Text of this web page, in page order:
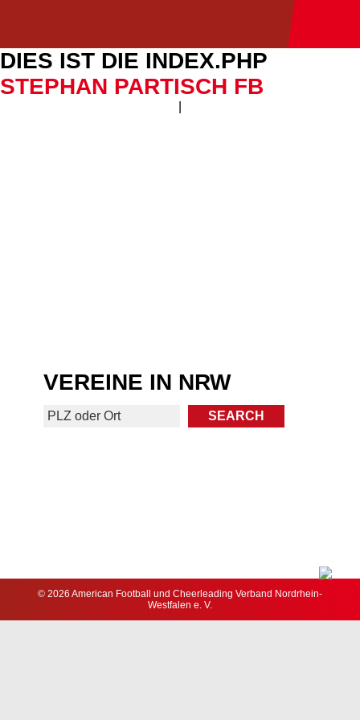
DIES IST DIE INDEX.PHP
STEPHAN PARTISCH FB
VEREINE IN NRW
© 2026 American Football und Cheerleading Verband Nordrhein-
Westfalen e. V.